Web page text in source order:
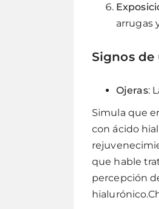
arrugas
Signos de
Ojeras:
Simula que
con ácido
que hable
percepción